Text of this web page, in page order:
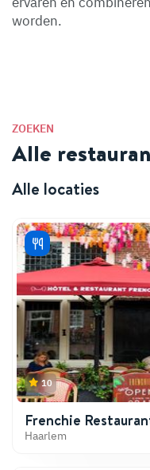
worden.
ZOEKEN
Alle
Alle locaties
10
Frenchie
Haarlem